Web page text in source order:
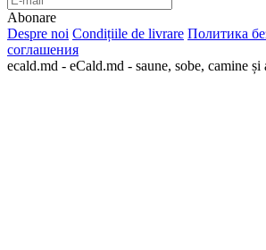
Abonare
Despre noi Condițiile de livrare Политика
соглашения
ecald.md - eCald.md - saune, sobe, camine